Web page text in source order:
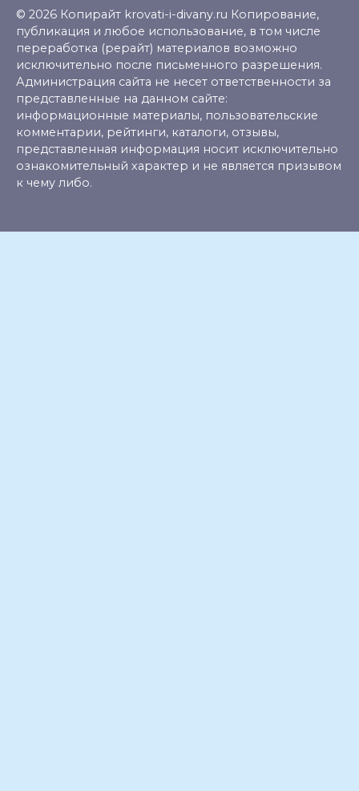
© 2026 Копирайт krovati-i-divany.ru Копирование,
публикация и любое использование, в том числе
переработка (рерайт) материалов возможно
исключительно после письменного разрешения.
Администрация сайта не несет ответственности за
представленные на данном сайте:
информационные материалы, пользовательские
комментарии, рейтинги, каталоги, отзывы,
представленная информация носит исключительно
ознакомительный характер и не является призывом
к чему либо.